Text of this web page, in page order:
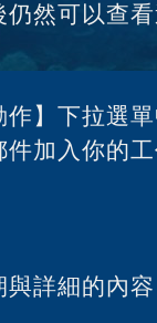
然可以查
】下拉選
加入你的
與詳細的內